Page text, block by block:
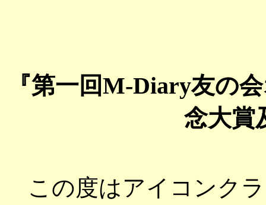
『第一回M-Diary友の
念大賞
この度はアイコンク